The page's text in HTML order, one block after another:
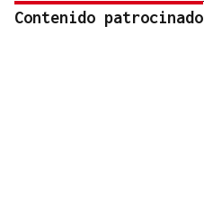
Contenido patrocinado